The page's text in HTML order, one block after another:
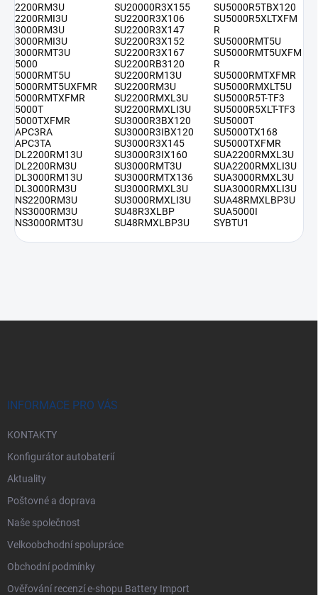
2200RM3U
2200RMI3U
3000RM3U
3000RMI3U
3000RMT3U
5000
5000RMT5U
5000RMT5UXFMR
5000RMTXFMR
5000T
5000TXFMR
APC3RA
APC3TA
DL2200RM13U
DL2200RM3U
DL3000RM13U
DL3000RM3U
NS2200RM3U
NS3000RM3U
NS3000RMT3U
SU20000R3X155
SU2200R3X106
SU2200R3X147
SU2200R3X152
SU2200R3X167
SU2200RB3120
SU2200RM13U
SU2200RM3U
SU2200RMXL3U
SU2200RMXLI3U
SU3000R3BX120
SU3000R3IBX120
SU3000R3X145
SU3000R3IX160
SU3000RMT3U
SU3000RMTX136
SU3000RMXL3U
SU3000RMXLI3U
SU48R3XLBP
SU48RMXLBP3U
SU5000R5TBX120
SU5000R5XLTXFM
R
SU5000RMT5U
SU5000RMT5UXFM
R
SU5000RMTXFMR
SU5000RMXLT5U
SU5000R5T-TF3
SU5000R5XLT-TF3
SU5000T
SU5000TX168
SU5000TXFMR
SUA2200RMXL3U
SUA2200RMXLI3U
SUA3000RMXL3U
SUA3000RMXLI3U
SUA48RMXLBP3U
SUA5000I
SYBTU1
INFORMACE PRO VÁS
KONTAKTY
Konfigurátor autobaterií
Aktuality
Poštovné a doprava
Naše společnost
Velkoobchodní spolupráce
Obchodní podmínky
Ověřování recenzí e-shopu Battery Import